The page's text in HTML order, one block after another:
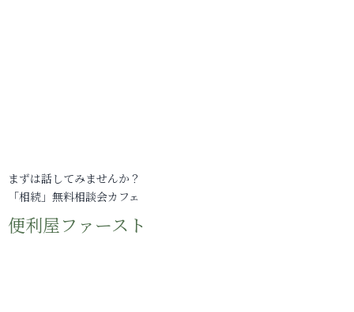
まずは話してみませんか？
「相続」無料相談会カフェ
便利屋ファースト